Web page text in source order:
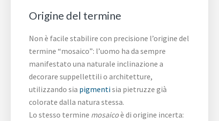
Origine del termine
Non è facile stabilire con precisione l’origine del
termine “mosaico”: l’uomo ha da sempre
manifestato una naturale inclinazione a
decorare suppellettili o architetture,
utilizzando sia pigmentisia pietruzze già
colorate dalla natura stessa.
Lo stesso termine mosaicoè di origine incerta: